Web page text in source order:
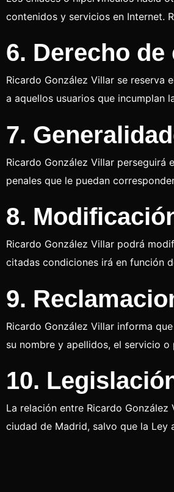
contenidos y servicios en Internet.
6. Derecho
Ricardo González Villar se
a aquellos usuarios que incumplan
7.
Ricardo González Villar perseguirá
penales que le puedan
8.
Ricardo González Villar podrá
citadas condiciones irá en función
9.
Ricardo González Villar informa
su nombre y apellidos, el servicio
10.
La relación entre Ricardo
ciudad de Madrid, salvo que la Ley